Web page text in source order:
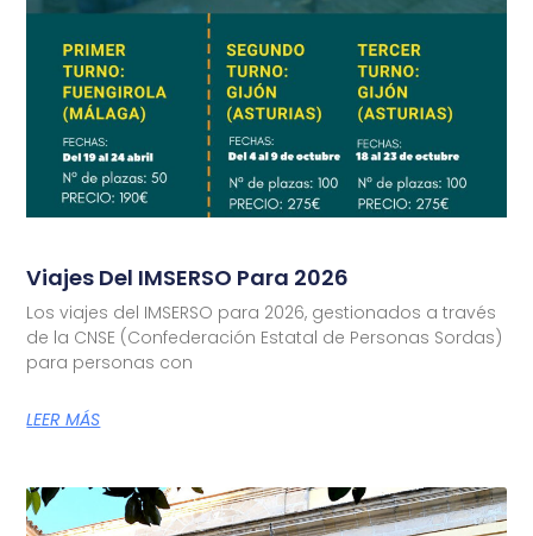
Viajes Del IMSERSO Para 2026
Los viajes del IMSERSO para 2026, gestionados a través
de la CNSE (Confederación Estatal de Personas Sordas)
para personas con
LEER MÁS